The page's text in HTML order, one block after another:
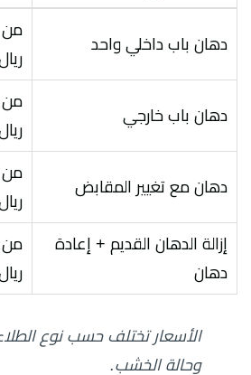
دهان باب داخلي واحد
دهان باب خارجي
دهان مع تغيير المقابض
إزالة الدهان القديم + إعادة
دهان
الأسعار تختلف حسب نوع
وحالة الخشب.